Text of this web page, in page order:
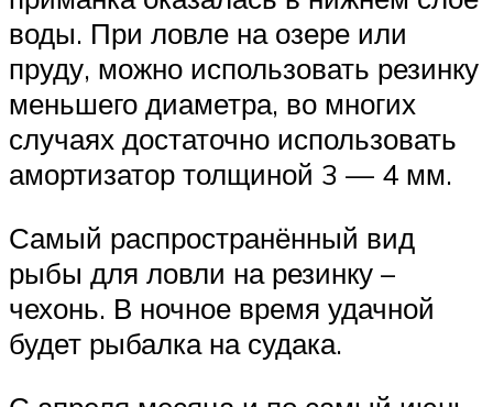
воды. При ловле на озере или
пруду, можно использовать резинку
меньшего диаметра, во многих
случаях достаточно использовать
амортизатор толщиной 3 — 4 мм.
Самый распространённый вид
рыбы для ловли на резинку –
чехонь. В ночное время удачной
будет рыбалка на судака.